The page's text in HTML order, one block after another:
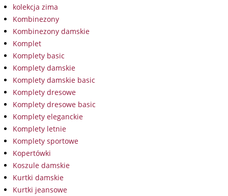
kolekcja zima
Kombinezony
Kombinezony damskie
Komplet
Komplety basic
Komplety damskie
Komplety damskie basic
Komplety dresowe
Komplety dresowe basic
Komplety eleganckie
Komplety letnie
Komplety sportowe
Kopertówki
Koszule damskie
Kurtki damskie
Kurtki jeansowe